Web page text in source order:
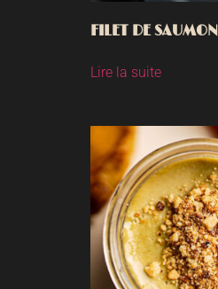
FILET DE SAUMON
Lire la suite